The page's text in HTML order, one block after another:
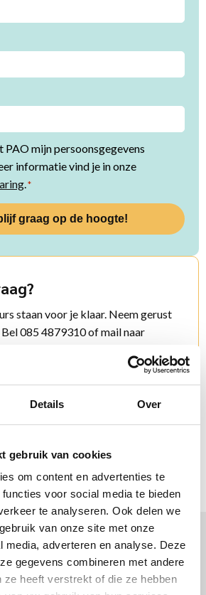
Details Over
gebruik van cookies
om content en advertenties te
voor social media te bieden
te analyseren. Ook delen we
van onze site met onze
media, adverteren en analyse. Deze
gegevens combineren met andere
ze heeft verstrekt of die ze hebben
mijn persoonsgegevens
informatie vind je in onze
*
staan voor je klaar. Neem gerust
085 4879310 of mail naar
jij ons al?